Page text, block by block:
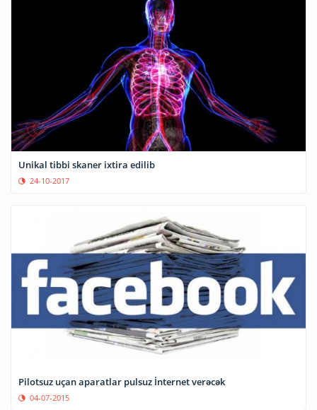
Unikal tibbi skaner ixtira edilib
24-10-2017
Pilotsuz uçan aparatlar pulsuz İnternet verəcək
04-07-2015